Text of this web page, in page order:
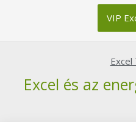
VIP
Excel
Excel és az